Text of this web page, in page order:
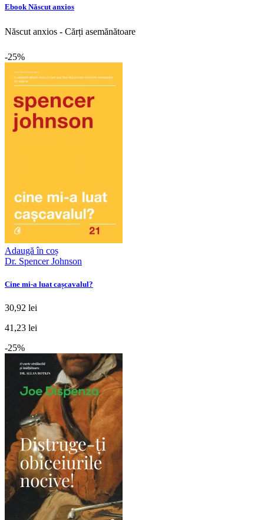
Ebook Născut anxios
Născut anxios - Cărți asemănătoare
-25%
Adaugă în coș
Dr. Spencer Johnson
Cine mi-a luat cașcavalul?
30,92 lei
41,23 lei
-25%